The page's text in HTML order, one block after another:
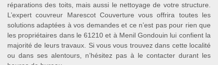
réparations des toits, mais aussi le nettoyage de votre structure.
L’expert couvreur Marescot Couverture vous offrira toutes les
solutions adaptées à vos demandes et ce n’est pas pour rien que
les propriétaires dans le 61210 et à Menil Gondouin lui confient la
majorité de leurs travaux. Si vous vous trouvez dans cette localité
ou dans ses alentours, n’hésitez pas à le contacter durant les